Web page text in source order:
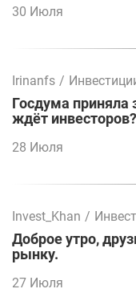
30 Июля
Irinanfs /
Госдума приняла
ждёт инвесторов?
28 Июля
Invest_Khan /
Доброе утро,
рынку.
27 Июля